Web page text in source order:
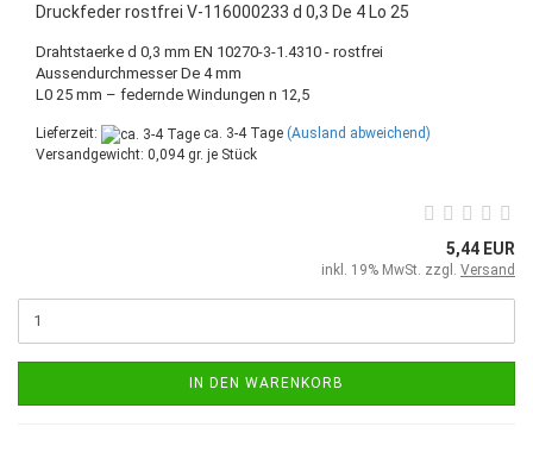
Druckfeder rostfrei V-116000233 d 0,3 De 4 Lo 25
Drahtstaerke d 0,3 mm EN 10270-3-1.4310 - rostfrei
Aussendurchmesser De 4 mm
L0 25 mm – federnde Windungen n 12,5
Lieferzeit: ca. 3-4 Tage (Ausland abweichend)
Versandgewicht: 0,094gr. je Stück
5,44 EUR
inkl. 19% MwSt. zzgl. Versand
IN DEN WARENKORB